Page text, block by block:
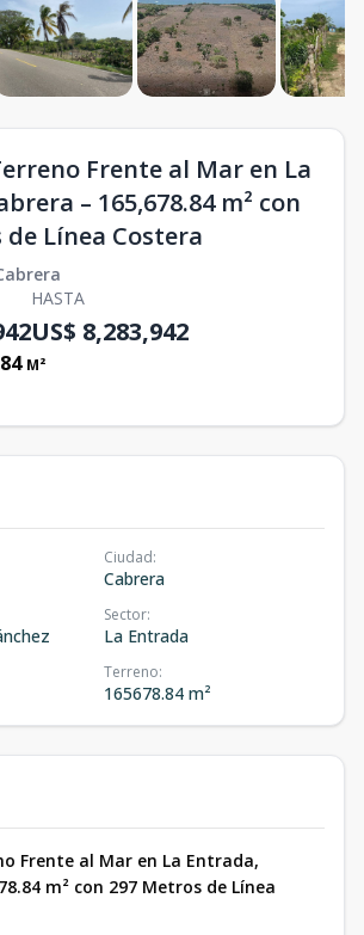
Frente al Mar en La
– 165,678.84 m² con
Línea Costera
HASTA
US$ 8,283,942
M²
Ciudad:
Cabrera
Sector:
La Entrada
Terreno:
165678.84 m²
Frente al Mar en La Entrada,
m² con 297 Metros de Línea